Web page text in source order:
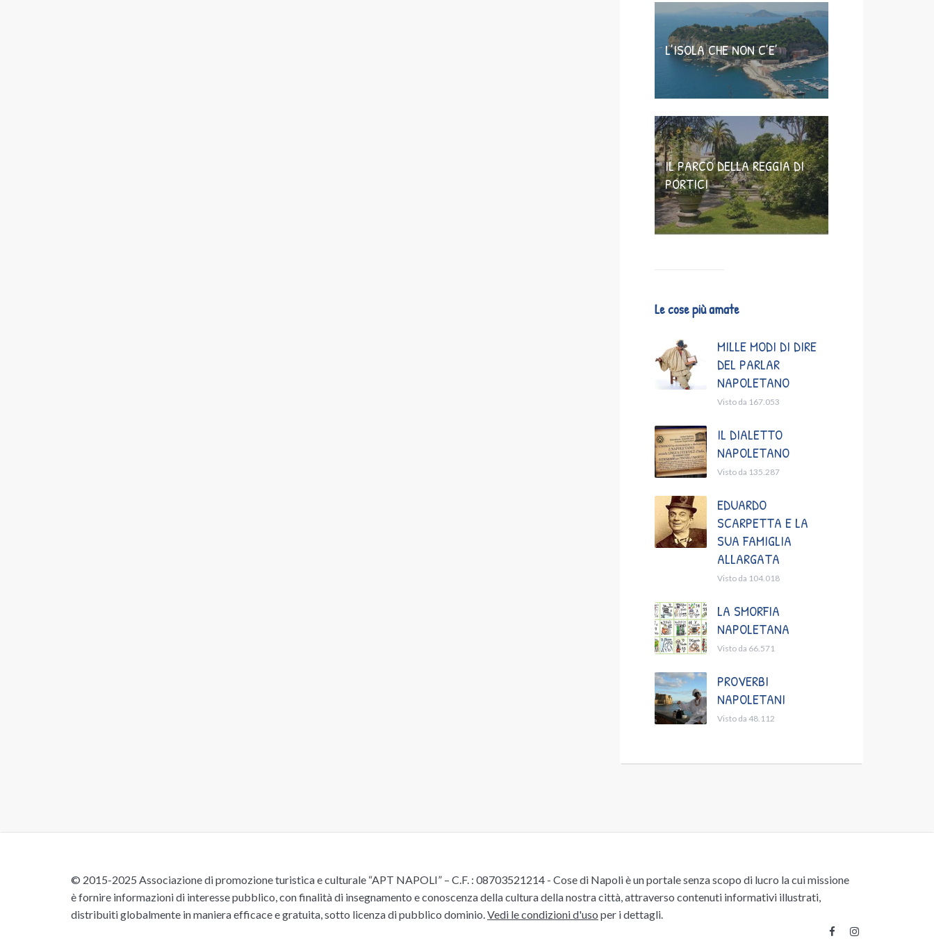
L’ISOLA CHE NON C’E’
IL PARCO DELLA REGGIA DI
PORTICI
Le cose più amate
MILLE MODI DI DIRE
DEL PARLAR
NAPOLETANO
Visto da 167.053
IL DIALETTO
NAPOLETANO
Visto da 135.287
EDUARDO
SCARPETTA E LA
SUA FAMIGLIA
ALLARGATA
Visto da 104.018
LA SMORFIA
NAPOLETANA
Visto da 66.571
PROVERBI
NAPOLETANI
Visto da 48.112
© 2015-2025 Associazione di promozione turistica e culturale “APT NAPOLI” – C.F. : 08703521214 - Cose di Napoli è un portale senza scopo di lucro la cui missione
è fornire informazioni di interesse pubblico, con finalità di insegnamento e conoscenza della cultura della nostra città, attraverso contenuti informativi illustrati,
distribuiti globalmente in maniera efficace e gratuita, sotto licenza di pubblico dominio.Vedi le condizioni d'uso per i dettagli.